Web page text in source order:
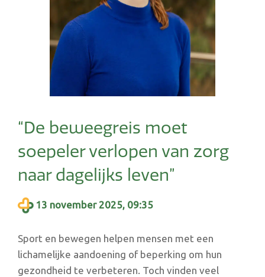
“De beweegreis moet
soepeler verlopen van zorg
naar dagelijks leven”
13 november 2025, 09:35
Sport en bewegen helpen mensen met een
lichamelijke aandoening of beperking om hun
gezondheid te verbeteren. Toch vinden veel